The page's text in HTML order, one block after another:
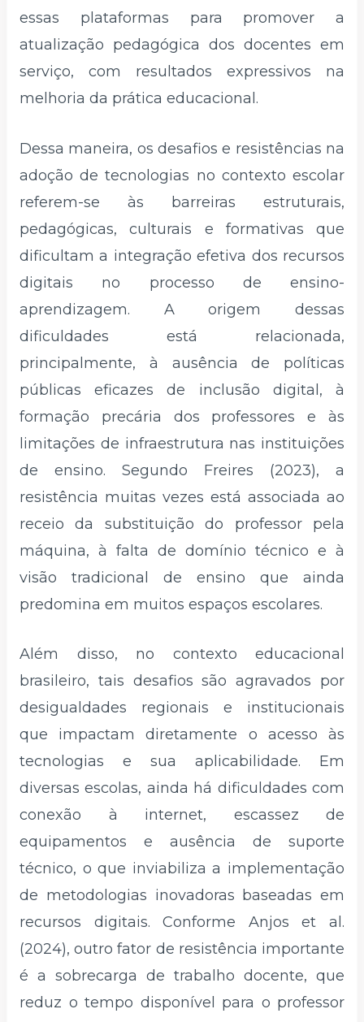
essas plataformas para promover a
atualização pedagógica dos docentes em
serviço, com resultados expressivos na
melhoria da prática educacional.
Dessa maneira, os desafios e resistências na
adoção de tecnologias no contexto escolar
referem-se às barreiras estruturais,
pedagógicas, culturais e formativas que
dificultam a integração efetiva dos recursos
digitais no processo de ensino-
aprendizagem. A origem dessas
dificuldades está relacionada,
principalmente, à ausência de políticas
públicas eficazes de inclusão digital, à
formação precária dos professores e às
limitações de infraestrutura nas instituições
de ensino. Segundo Freires (2023), a
resistência muitas vezes está associada ao
receio da substituição do professor pela
máquina, à falta de domínio técnico e à
visão tradicional de ensino que ainda
predomina em muitos espaços escolares.
Além disso, no contexto educacional
brasileiro, tais desafios são agravados por
desigualdades regionais e institucionais
que impactam diretamente o acesso às
tecnologias e sua aplicabilidade. Em
diversas escolas, ainda há dificuldades com
conexão à internet, escassez de
equipamentos e ausência de suporte
técnico, o que inviabiliza a implementação
de metodologias inovadoras baseadas em
recursos digitais. Conforme Anjos et al.
(2024), outro fator de resistência importante
é a sobrecarga de trabalho docente, que
reduz o tempo disponível para o professor